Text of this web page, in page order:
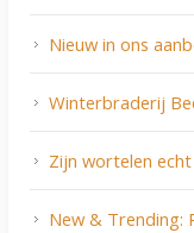
Nieuw in ons
Winterbraderij
Zijn wortelen
New & Trending: